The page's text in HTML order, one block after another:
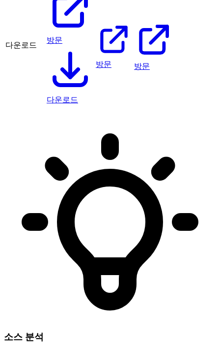
다운로드
방문
다운로드
방문 방문
소스 분석